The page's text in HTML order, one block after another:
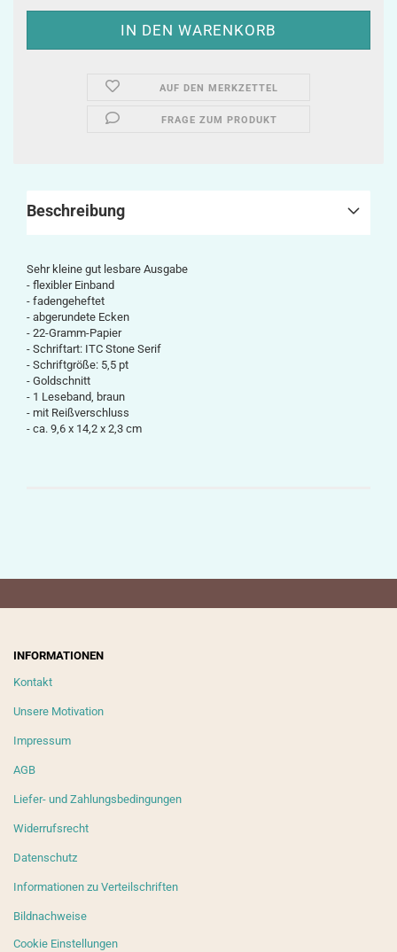
AUF DEN MERKZETTEL
FRAGE ZUM PRODUKT
Beschreibung
Sehr kleine gut lesbare Ausgabe
- flexibler Einband
- fadengeheftet
- abgerundete Ecken
- 22-Gramm-Papier
- Schriftart: ITC Stone Serif
- Schriftgröße: 5,5 pt
- Goldschnitt
- 1 Leseband, braun
- mit Reißverschluss
- ca. 9,6 x 14,2 x 2,3 cm
INFORMATIONEN
Kontakt
Unsere Motivation
Impressum
AGB
Liefer- und Zahlungsbedingungen
Widerrufsrecht
Datenschutz
Informationen zu Verteilschriften
Bildnachweise
Cookie Einstellungen